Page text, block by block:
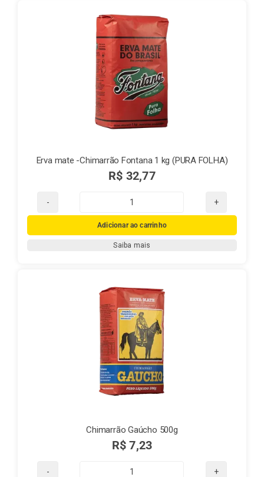
–
A
História
da
Mate
Real
quantidade
Erva mate -Chimarrão Fontana 1 kg (PURA FOLHA)
R$ 32,77
Erva
mate
-
kg
(PURA
FOLHA)
quantidade
Adicionar ao carrinho
Saiba mais
Chimarrão Gaúcho 500g
R$ 7,23